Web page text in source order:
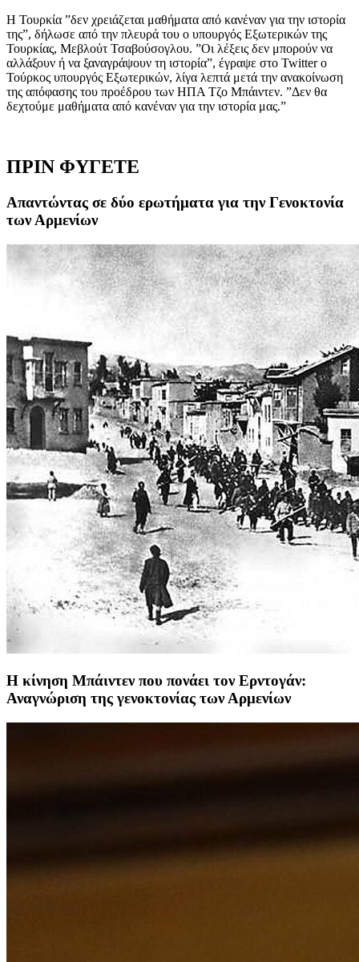
Η Τουρκία ”δεν χρειάζεται μαθήματα από κανέναν για την ιστορία
της”, δήλωσε από την πλευρά του ο υπουργός Εξωτερικών της
Τουρκίας, Μεβλούτ Τσαβούσογλου. ”Οι λέξεις δεν μπορούν να
αλλάξουν ή να ξαναγράψουν τη ιστορία”, έγραψε στο Twitter ο
Τούρκος υπουργός Εξωτερικών, λίγα λεπτά μετά την ανακοίνωση
της απόφασης του προέδρου των ΗΠΑ Τζο Μπάιντεν. ”Δεν θα
δεχτούμε μαθήματα από κανέναν για την ιστορία μας.”
ΠΡΙΝ ΦΥΓΕΤΕ
Απαντώντας σε δύο ερωτήματα για την Γενοκτονία
των Αρμενίων
Η κίνηση Μπάιντεν που πονάει τον Ερντογάν:
Αναγνώριση της γενοκτονίας των Αρμενίων